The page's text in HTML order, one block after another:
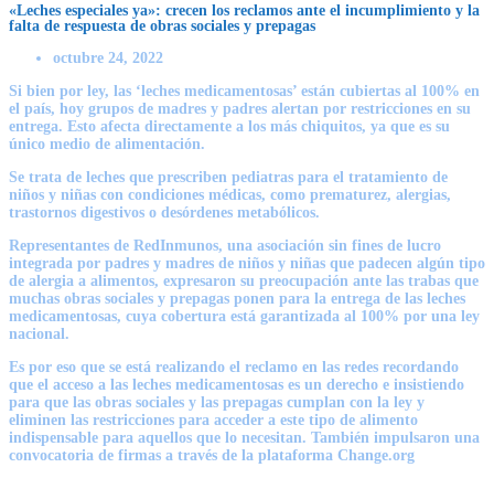
«Leches especiales ya»: crecen los reclamos ante el incumplimiento y la
falta de respuesta de obras sociales y prepagas
octubre 24, 2022
Si bien por ley, las ‘leches medicamentosas’ están cubiertas al 100% en
el país, hoy grupos de madres y padres alertan por restricciones en su
entrega. Esto afecta directamente a los más chiquitos, ya que es su
único medio de alimentación.
Se trata de leches que prescriben pediatras para el tratamiento de
niños y niñas con condiciones médicas, como prematurez, alergias,
trastornos digestivos o desórdenes metabólicos.
Representantes de RedInmunos, una asociación sin fines de lucro
integrada por padres y madres de niños y niñas que padecen algún tipo
de alergia a alimentos, expresaron su preocupación ante las trabas que
muchas obras sociales y prepagas ponen para la entrega de las leches
medicamentosas, cuya cobertura está garantizada al 100% por una ley
nacional.
Es por eso que se está realizando el reclamo en las redes recordando
que el acceso a las leches medicamentosas es un derecho e insistiendo
para que las obras sociales y las prepagas cumplan con la ley y
eliminen las restricciones para acceder a este tipo de alimento
indispensable para aquellos que lo necesitan. También impulsaron una
convocatoria de firmas a través de la plataforma Change.org